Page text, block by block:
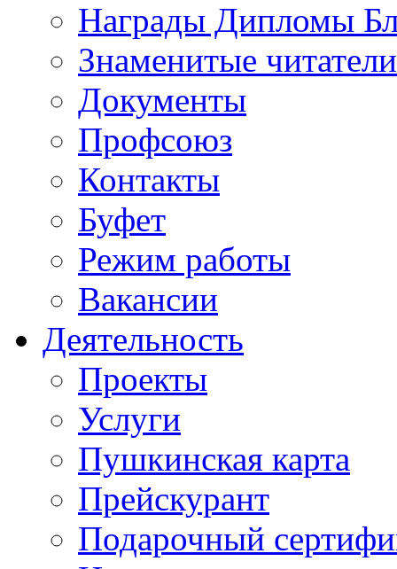
Награды Дипломы
Знаменитые
Документы
Профсоюз
Контакты
Буфет
Режим работы
Вакансии
Деятельность
Проекты
Услуги
Пушкинская карта
Прейскурант
Подарочный